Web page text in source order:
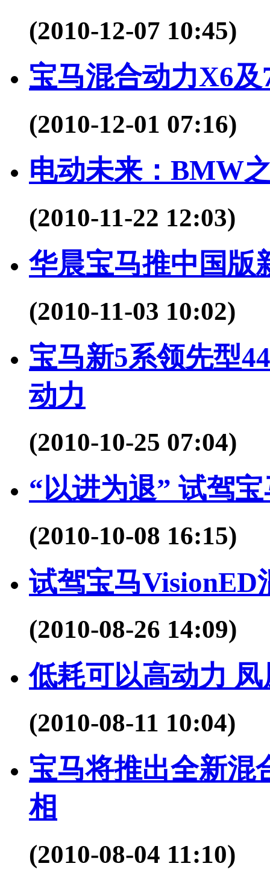
(2010-12-07 10:45)
宝马混合动力X6
(2010-12-01 07:16)
电动未来：BMW
(2010-11-22 12:03)
华晨宝马推中国版
(2010-11-03 10:02)
宝马新5系领先型
动力
(2010-10-25 07:04)
“以进为退” 试驾
(2010-10-08 16:15)
试驾宝马VisionED
(2010-08-26 14:09)
低耗可以高动力
(2010-08-11 10:04)
宝马将推出全新混
相
(2010-08-04 11:10)